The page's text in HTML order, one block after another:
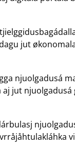
jut
njuolgadusá
jut njuolgadusá